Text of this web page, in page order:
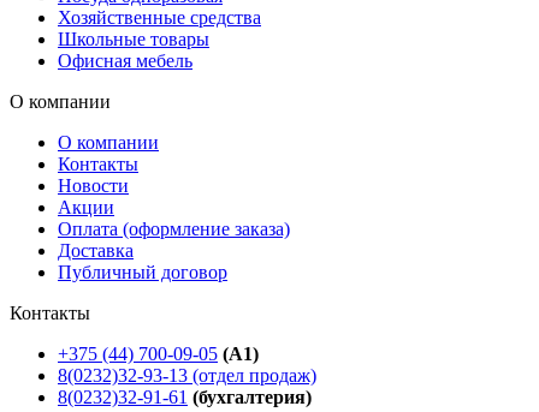
Хозяйственные средства
Школьные товары
Офисная мебель
О компании
О компании
Контакты
Новости
Акции
Оплата (оформление заказа)
Доставка
Публичный договор
Контакты
+375 (44) 700-09-05 (A1)
8(0232)32-93-13 (отдел продаж)
8(0232)32-91-61 (бухгалтерия)